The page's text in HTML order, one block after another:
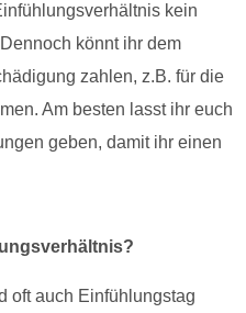
kein
Dennoch könnt ihr dem
zahlen, z.B. für die
Am besten lasst ihr euch
geben, damit ihr einen
oft auch Einfühlungstag